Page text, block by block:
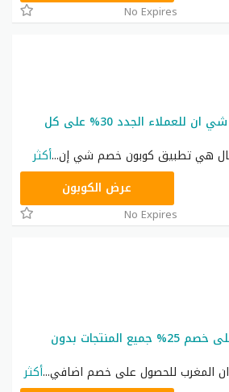
No Expires
أحدث كود خصم موقع شي ان للعملاء الجدد 30% على كل
هي تطبيق كوبون خصم شي إن...أكثر
عرض الكوبون
No Expires
كوبون خصم شي ان على خصم 25% جميع المنتجات بدون
المغرب للحصول على خصم اضافي...أكثر